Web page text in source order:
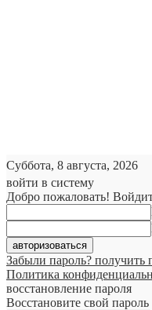
Суббота, 8 августа, 2026
войти в систему
Добро пожаловать!
Забыли пароль? получить
Политика
восстановление пароля
Восстановите свой пароль